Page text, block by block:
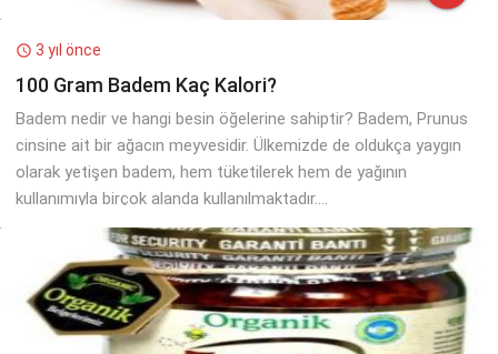
 3 yıl önce
100 Gram Badem Kaç Kalori?
Badem nedir ve hangi besin öğelerine sahiptir? Badem, Prunus
cinsine ait bir ağacın meyvesidir. Ülkemizde de oldukça yaygın
olarak yetişen badem, hem tüketilerek hem de yağının
kullanımıyla birçok alanda kullanılmaktadır....